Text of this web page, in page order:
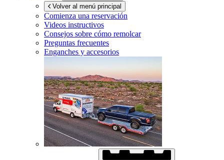
Volver al menú principal
Comienza una reservación
Videos instructivos
Consejos sobre cómo remolcar
Preguntas frecuentes
Enganches y accesorios